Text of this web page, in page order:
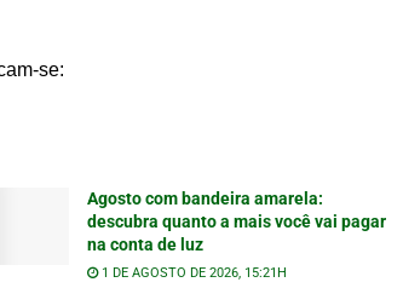
se:
Agosto com bandeira amarela:
descubra quanto a mais você vai pagar
na conta de luz
1 DE AGOSTO DE 2026, 15:21H